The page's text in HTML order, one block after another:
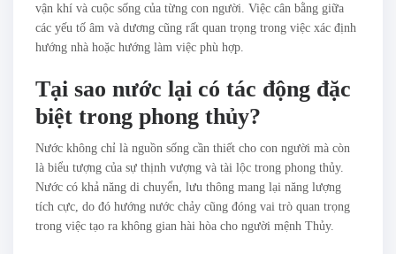
vận khí và cuộc sống của từng con người. Việc cân bằng giữa
các yếu tố âm và dương cũng rất quan trọng trong việc xác định
hướng nhà hoặc hướng làm việc phù hợp.
Tại sao nước lại có tác động đặc
biệt trong phong thủy?
Nước không chỉ là nguồn sống cần thiết cho con người mà còn
là biểu tượng của sự thịnh vượng và tài lộc trong phong thủy.
Nước có khả năng di chuyển, lưu thông mang lại năng lượng
tích cực, do đó hướng nước chảy cũng đóng vai trò quan trọng
trong việc tạo ra không gian hài hòa cho người mệnh Thủy.